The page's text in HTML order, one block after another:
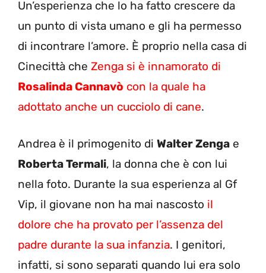
Un’esperienza che lo ha fatto crescere da
un punto di vista umano e gli ha permesso
di incontrare l’amore. È proprio nella casa di
Cinecittà che Zenga si è innamorato di
Rosalinda Cannavò con la quale ha
adottato anche un cucciolo di cane.
Andrea è il primogenito di Walter Zenga e
Roberta Termali, la donna che è con lui
nella foto. Durante la sua esperienza al Gf
Vip, il giovane non ha mai nascosto il
dolore che ha provato per l’assenza del
padre durante la sua infanzia. I genitori,
infatti, si sono separati quando lui era solo